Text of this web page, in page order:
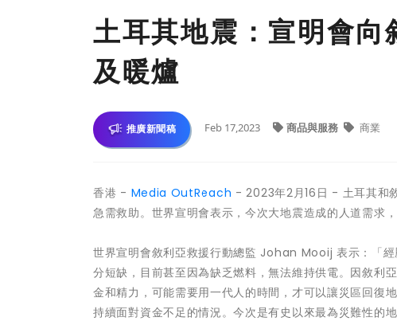
土耳其地震：宣明會
及暖爐
推廣新聞稿 Feb 17,2023 商品與服務 商業
香港 - Media OutReach - 2023年2月16日 - 土耳其和
急需救助。世界宣明會表示，今次大地震造成的人道需求
世界宣明會敘利亞救援行動總監 Johan Mooij 表示：「
分短缺，目前甚至因為缺乏燃料，無法維持供電。因敘利
金和精力，可能需要用一代人的時間，才可以讓災區回復
持續面對資金不足的情況。今次是有史以來最為災難性的